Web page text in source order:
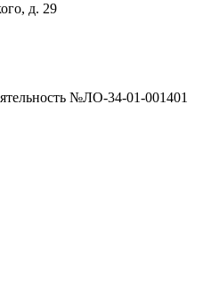
д. 29
№ЛО-34-01-001401